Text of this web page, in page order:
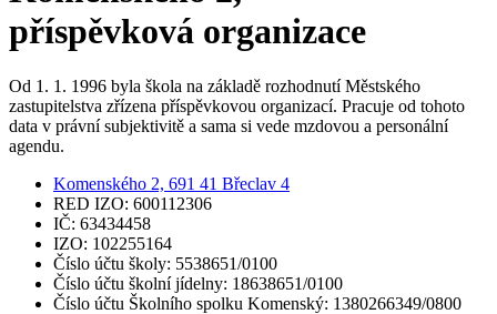
příspěvková organizace
Od 1. 1. 1996 byla škola na základě rozhodnutí Městského
zastupitelstva zřízena příspěvkovou organizací. Pracuje od tohoto
data v právní subjektivitě a sama si vede mzdovou a personální
agendu.
Komenského 2, 691 41 Břeclav 4
RED IZO: 600112306
IČ: 63434458
IZO: 102255164
Číslo účtu školy: 5538651/0100
Číslo účtu školní jídelny: 18638651/0100
Číslo účtu Školního spolku Komenský: 1380266349/0800